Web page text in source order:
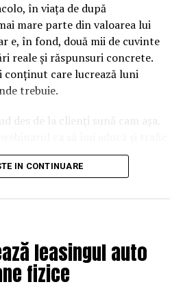
blocate! Care este cauza
în viața de după
mare parte din valoarea lui
e, în fond, două mii de cuvinte
reale și răspunsuri concrete.
conținut care lucrează luni
trebuie.
des de la clienți sună cam așa.
uri pe moment? Răspunsul
dar nu în felul în care
câștigă, ci acela care îți lasă
și ușor de reutilizat. Hai să o
diferențele dintre opțiuni sunt
prima vedere.
IN CONTINUARE
leasingul auto
fizice